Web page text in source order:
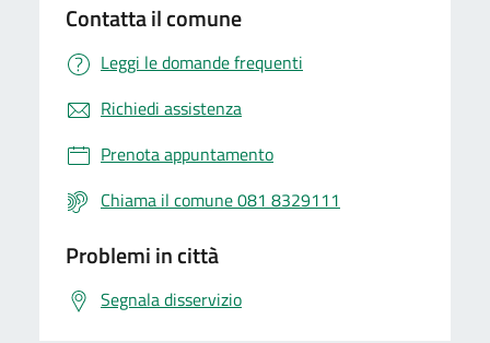
Contatta il comune
Leggi le domande frequenti
Richiedi assistenza
Prenota appuntamento
Chiama il comune 081 8329111
Problemi in città
Segnala disservizio